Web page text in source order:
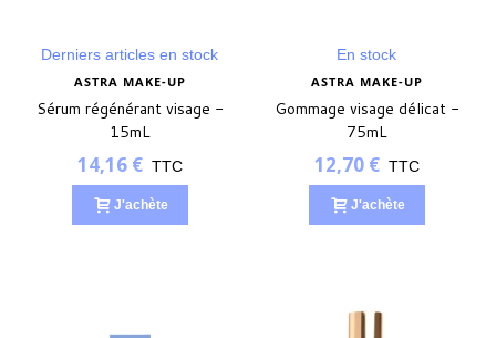
Derniers articles en stock
ASTRA MAKE-UP
Sérum régénérant visage -
15mL
14,16 € TTC
J'achète
En stock
ASTRA MAKE-UP
Gommage visage délicat -
75mL
12,70 € TTC
J'achète